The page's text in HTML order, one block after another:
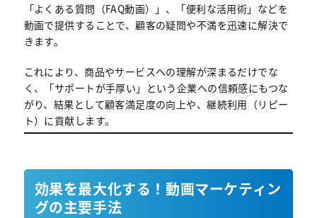
「よくある質問（FAQ動画）」、「便利な活用術」などを
動画で提供することで、顧客の疑問や不満を迅速に解決で
きます。
これにより、商品やサービスへの理解が深まるだけでな
く、「サポートが手厚い」という企業への信頼感にもつな
がり、結果として顧客満足度の向上や、継続利用（リピー
ト）に貢献します。
効果を最大化する！動画マーケティン
グの主要手法